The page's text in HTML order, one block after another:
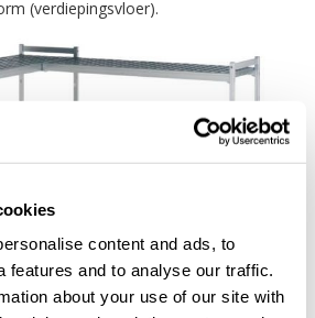
content and ads, to
features and to analyse our traffic.
about your use of our site with
(verdiepingsvloer).